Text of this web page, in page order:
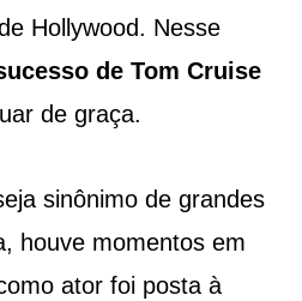
Hollywood. Nesse
de Tom Cruise
de graça.
sinônimo de grandes
houve momentos em
ator foi posta à